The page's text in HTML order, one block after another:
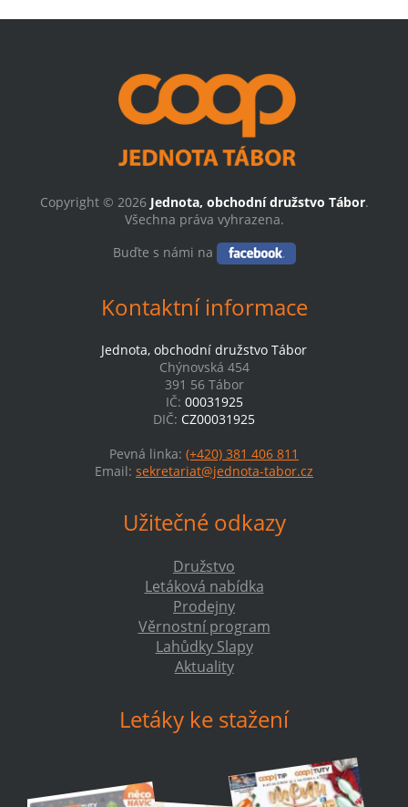
Copyright © 2026 Jednota, obchodní družstvo Tábor.
Všechna práva vyhrazena.
Buďte s námi na
Kontaktní informace
Jednota, obchodní družstvo Tábor
Chýnovská 454
391 56 Tábor
IČ: 00031925
DIČ: CZ00031925
Pevná linka: (+420) 381 406 811
Email: sekretariat@jednota-tabor.cz
Užitečné odkazy
Družstvo
Letáková nabídka
Prodejny
Věrnostní program
Lahůdky Slapy
Aktuality
Letáky ke stažení